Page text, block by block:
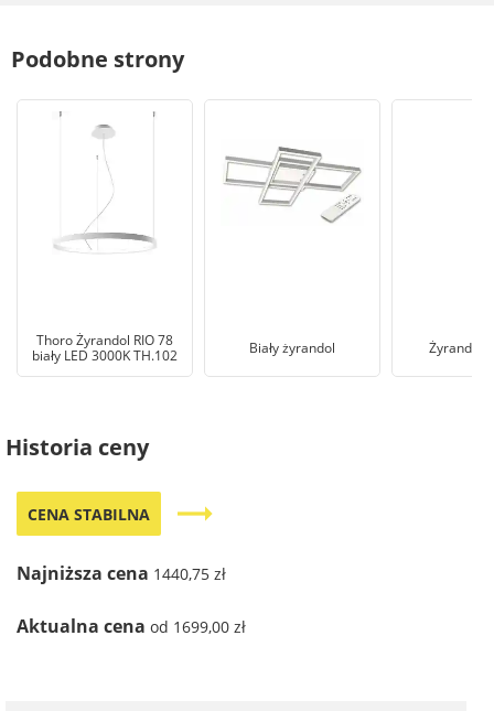
Podobne strony
Thoro Żyrandol RIO 78
biały LED 3000K TH.102
Biały żyrandol Żyrandol
Historia ceny
CENA STABILNA trending_flat
Najniższa cena 1440,75 zł
Aktualna cena od 1699,00 zł